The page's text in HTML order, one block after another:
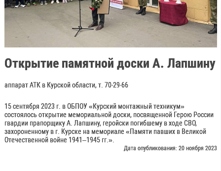
Открытие памятной доски А. Лапшину
аппарат АТК в Курской области, т. 70-29-66
15 сентября 2023 г. в ОБПОУ «Курский монтажный техникум»
состоялось открытие мемориальной доски, посвященной Герою России
гвардии прапорщику А. Лапшину, геройски погибшему в ходе СВО,
захороненному в г. Курске на мемориале «Памяти павших в Великой
Отечественной войне 1941–1945 гг.».
Дата опубликования: 20 ноября 2023